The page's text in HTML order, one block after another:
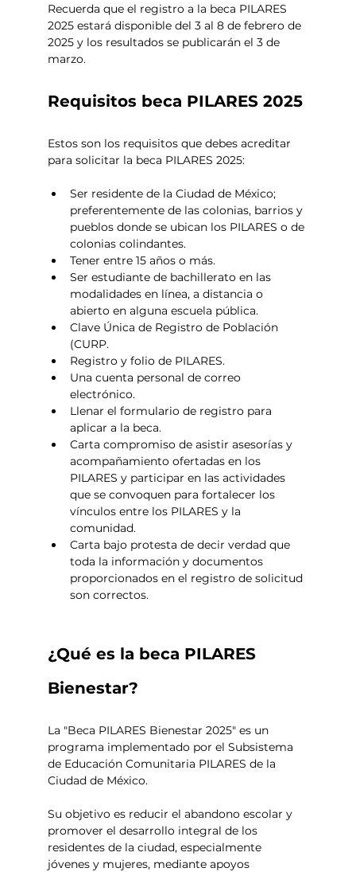
Recuerda que el registro a la beca PILARES
2025 estará disponible del 3 al 8 de febrero de
2025 y los resultados se publicarán el 3 de
marzo.
Requisitos beca PILARES 2025
Estos son los requisitos que debes acreditar
para solicitar la beca PILARES 2025:
Ser residente de la Ciudad de México;
preferentemente de las colonias, barrios y
pueblos donde se ubican los PILARES o de
colonias colindantes.
Tener entre 15 años o más.
Ser estudiante de bachillerato en las
modalidades en línea, a distancia o
abierto en alguna escuela pública.
Clave Única de Registro de Población
(CURP.
Registro y folio de PILARES.
Una cuenta personal de correo
electrónico.
Llenar el formulario de registro para
aplicar a la beca.
Carta compromiso de asistir asesorías y
acompañamiento ofertadas en los
PILARES y participar en las actividades
que se convoquen para fortalecer los
vínculos entre los PILARES y la
comunidad.
Carta bajo protesta de decir verdad que
toda la información y documentos
proporcionados en el registro de solicitud
son correctos.
¿Qué es la beca PILARES
Bienestar?
La "Beca PILARES Bienestar 2025" es un
programa implementado por el Subsistema
de Educación Comunitaria PILARES de la
Ciudad de México.
Su objetivo es reducir el abandono escolar y
promover el desarrollo integral de los
residentes de la ciudad, especialmente
jóvenes y mujeres, mediante apoyos